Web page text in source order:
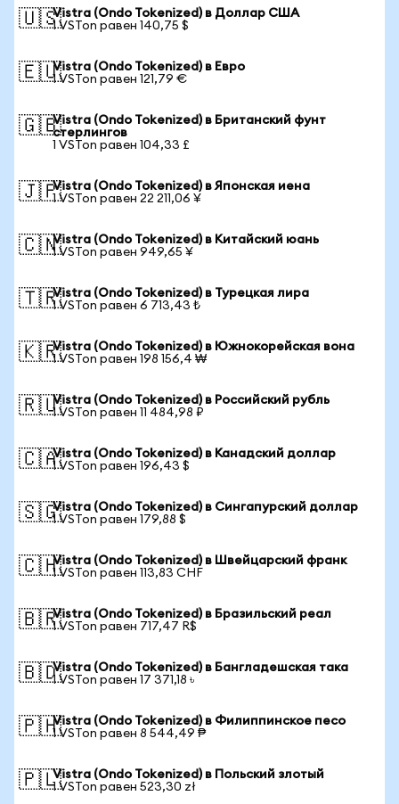
🇺🇸Vistra (Ondo Tokenized) в Доллар США
1 VSTon равен 140,75 $
🇪🇺Vistra (Ondo Tokenized) в Евро
1 VSTon равен 121,79 €
🇬🇧Vistra (Ondo Tokenized) в Британский фунт
стерлингов
1 VSTon равен 104,33 £
🇯🇵Vistra (Ondo Tokenized) в Японская иена
1 VSTon равен 22 211,06 ¥
🇨🇳Vistra (Ondo Tokenized) в Китайский юань
1 VSTon равен 949,65 ¥
🇹🇷Vistra (Ondo Tokenized) в Турецкая лира
1 VSTon равен 6 713,43 ₺
🇰🇷Vistra (Ondo Tokenized) в Южнокорейская вона
1 VSTon равен 198 156,4 ₩
🇷🇺Vistra (Ondo Tokenized) в Российский рубль
1 VSTon равен 11 484,98 ₽
🇨🇦Vistra (Ondo Tokenized) в Канадский доллар
1 VSTon равен 196,43 $
🇸🇬Vistra (Ondo Tokenized) в Сингапурский доллар
1 VSTon равен 179,88 $
🇨🇭Vistra (Ondo Tokenized) в Швейцарский франк
1 VSTon равен 113,83 CHF
🇧🇷Vistra (Ondo Tokenized) в Бразильский реал
1 VSTon равен 717,47 R$
🇧🇩Vistra (Ondo Tokenized) в Бангладешская така
1 VSTon равен 17 371,18 ৳
🇵🇭Vistra (Ondo Tokenized) в Филиппинское песо
1 VSTon равен 8 544,49 ₱
🇵🇱Vistra (Ondo Tokenized) в Польский злотый
1 VSTon равен 523,30 zł